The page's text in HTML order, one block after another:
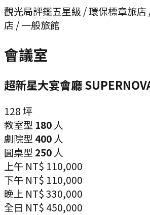
觀光局評鑑五星級 / 環保標章旅
店 / 一般旅館
會議室
超新星大宴會廳
128坪
教室型 180人
劇院型 400人
圓桌型 250人
上午 NT$ 110,000
下午 NT$ 110,000
晚上 NT$ 330,000
全日 NT$ 450,000